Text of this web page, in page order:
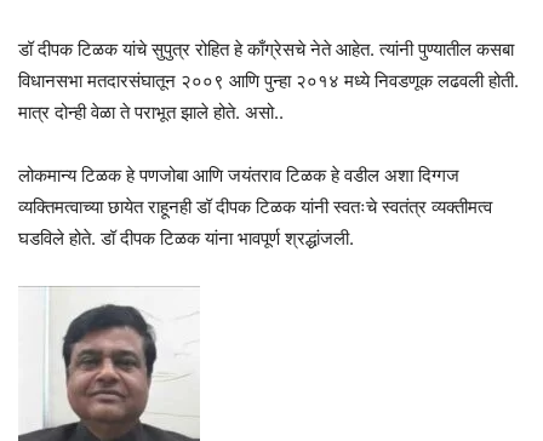
डॉ दीपक टिळक यांचे सुपुत्र रोहित हे काँग्रेसचे नेते आहेत. त्यांनी पुण्यातील कसबा
विधानसभा मतदारसंघातून २००९ आणि पुन्हा २०१४ मध्ये निवडणूक लढवली होती.
मात्र दोन्ही वेळा ते पराभूत झाले होते. असो..
लोकमान्य टिळक हे पणजोबा आणि जयंतराव टिळक हे वडील अशा दिग्गज
व्यक्तिमत्वाच्या छायेत राहूनही डॉ दीपक टिळक यांनी स्वतःचे स्वतंत्र व्यक्तीमत्व
घडविले होते. डॉ दीपक टिळक यांना भावपूर्ण श्रद्धांजली.